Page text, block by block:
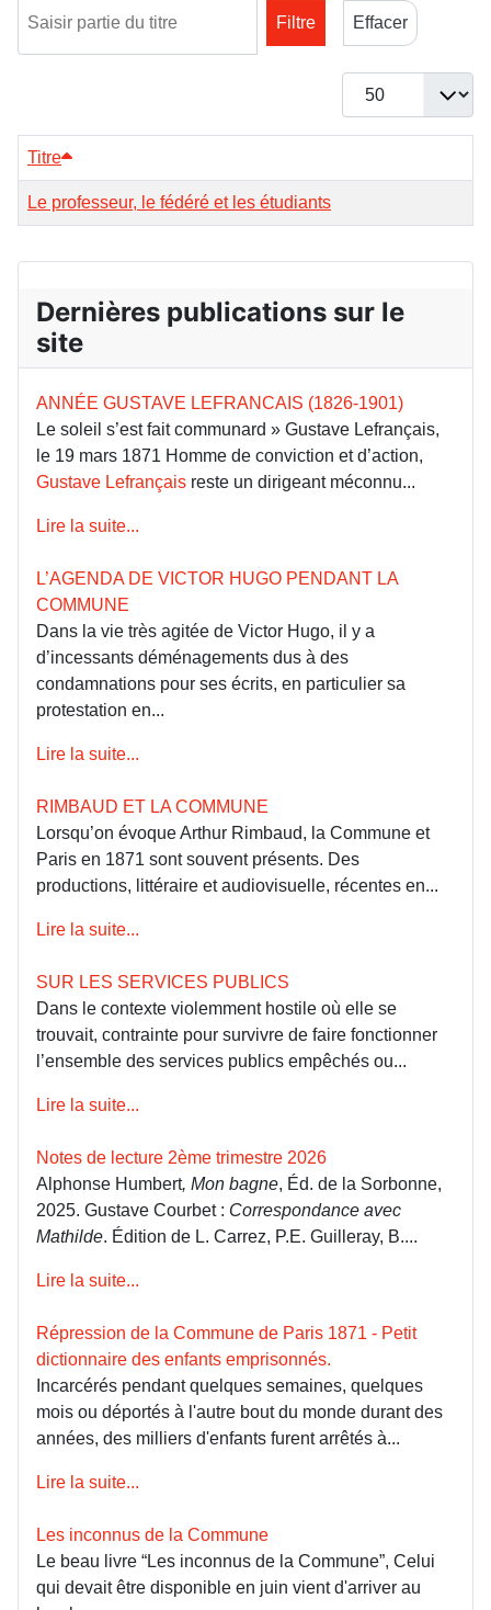
Filtre
Effacer
Afficher #
Titre
Le professeur, le fédéré et les étudiants
Dernières publications sur le
site
ANNÉE GUSTAVE LEFRANCAIS (1826-1901)
Le soleil s’est fait communard » Gustave Lefrançais,
le 19 mars 1871 Homme de conviction et d’action,
Gustave Lefrançais reste un dirigeant méconnu...
Lire la suite...
L’AGENDA DE VICTOR HUGO PENDANT LA
COMMUNE
Dans la vie très agitée de Victor Hugo, il y a
d’incessants déménagements dus à des
condamnations pour ses écrits, en particulier sa
protestation en...
Lire la suite...
RIMBAUD ET LA COMMUNE
Lorsqu’on évoque Arthur Rimbaud, la Commune et
Paris en 1871 sont souvent présents. Des
productions, littéraire et audiovisuelle, récentes en...
Lire la suite...
SUR LES SERVICES PUBLICS
Dans le contexte violemment hostile où elle se
trouvait, contrainte pour survivre de faire fonctionner
l’ensemble des services publics empêchés ou...
Lire la suite...
Notes de lecture 2ème trimestre 2026
Alphonse Humbert, Mon bagne, Éd. de la Sorbonne,
2025. Gustave Courbet : Correspondance avec
Mathilde. Édition de L. Carrez, P.E. Guilleray, B....
Lire la suite...
Répression de la Commune de Paris 1871 - Petit
dictionnaire des enfants emprisonnés.
Incarcérés pendant quelques semaines, quelques
mois ou déportés à l'autre bout du monde durant des
années, des milliers d'enfants furent arrêtés à...
Lire la suite...
Les inconnus de la Commune
Le beau livre “Les inconnus de la Commune”, Celui
qui devait être disponible en juin vient d'arriver au